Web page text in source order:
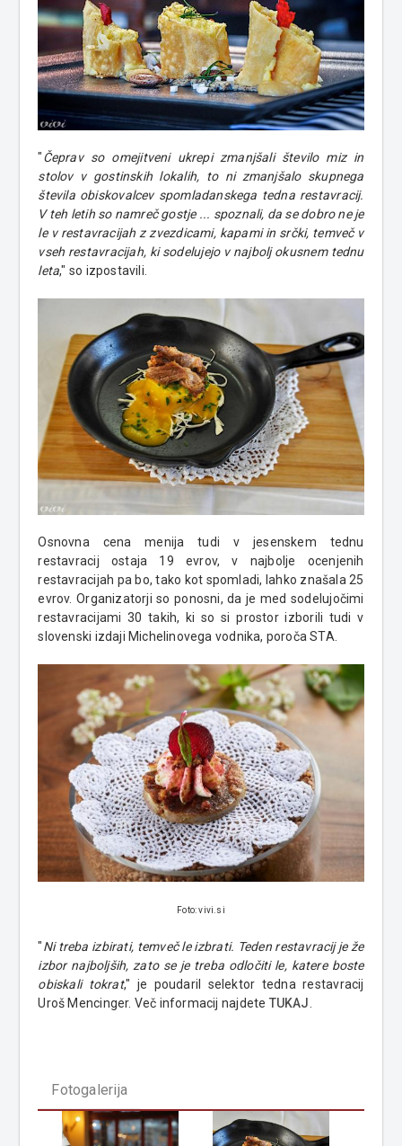
"Čeprav so omejitveni ukrepi zmanjšali število miz in
stolov v gostinskih lokalih, to ni zmanjšalo skupnega
števila obiskovalcev spomladanskega tedna restavracij.
V teh letih so namreč gostje ... spoznali, da se dobro ne je
le v restavracijah z zvezdicami, kapami in srčki, temveč v
vseh restavracijah, ki sodelujejo v najbolj okusnem tednu
leta," so izpostavili.
Osnovna cena menija tudi v jesenskem tednu
restavracij ostaja 19 evrov, v najbolje ocenjenih
restavracijah pa bo, tako kot spomladi, lahko znašala 25
evrov. Organizatorji so ponosni, da je med sodelujočimi
restavracijami 30 takih, ki so si prostor izborili tudi v
slovenski izdaji Michelinovega vodnika, poroča STA.
Foto: vivi.si
"Ni treba izbirati, temveč le izbrati. Teden restavracij je že
izbor najboljših, zato se je treba odločiti le, katere boste
obiskali tokrat," je poudaril selektor tedna restavracij
Uroš Mencinger. Več informacij najdete TUKAJ
Fotogalerija